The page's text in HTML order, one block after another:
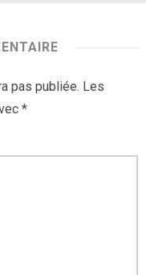
pas publiée. Les
*